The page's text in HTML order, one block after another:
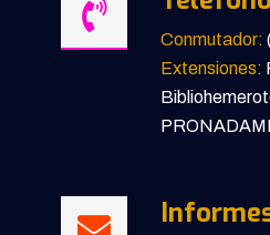
Conmutador:
Extensiones: